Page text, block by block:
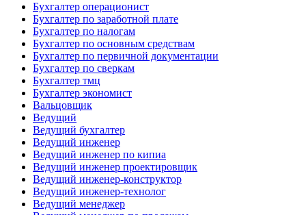
Бухгалтер операционист
Бухгалтер по заработной плате
Бухгалтер по налогам
Бухгалтер по основным средствам
Бухгалтер по первичной документации
Бухгалтер по сверкам
Бухгалтер тмц
Бухгалтер экономист
Вальцовщик
Ведущий
Ведущий бухгалтер
Ведущий инженер
Ведущий инженер по кипиа
Ведущий инженер проектировщик
Ведущий инженер-конструктор
Ведущий инженер-технолог
Ведущий менеджер